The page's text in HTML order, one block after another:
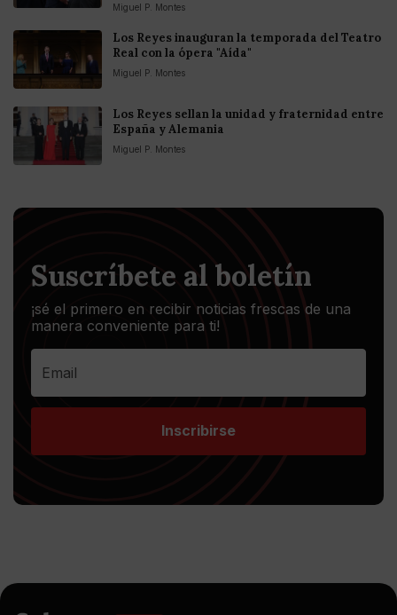
Miguel P. Montes
Los Reyes inauguran la temporada del Teatro
Real con la ópera "Aída"
Miguel P. Montes
Los Reyes sellan la unidad y fraternidad entre
España y Alemania
Miguel P. Montes
Suscríbete al boletín
¡sé el primero en recibir noticias frescas de una
manera conveniente para ti!
Inscribirse